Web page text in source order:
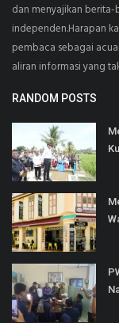
dan menyajikan berita-
independen.Harapan
pembaca sebagai
aliran informasi yang
RANDOM POSTS